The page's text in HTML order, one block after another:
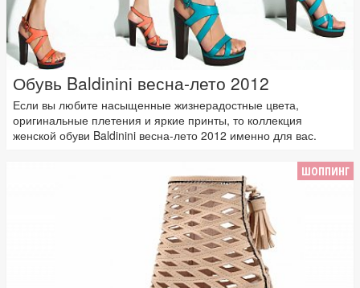
Обувь Baldinini весна-лето 2012
Если вы любите насыщенные жизнерадостные цвета,
оригинальные плетения и яркие принты, то коллекция
женской обуви Baldinini весна-лето 2012 именно для вас.
ШОППИНГ